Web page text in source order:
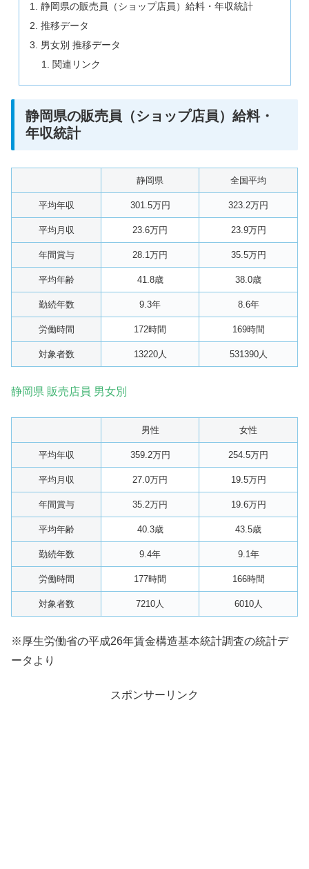
静岡県の販売員（ショップ店員）給料・年収統計
推移データ
男女別 推移データ
関連リンク
静岡県の販売員（ショップ店員）給料・
年収統計
静岡県 全国平均
平均年収 301.5万円 323.2万円
平均月収 23.6万円 23.9万円
年間賞与 28.1万円 35.5万円
平均年齢 41.8歳 38.0歳
勤続年数 9.3年 8.6年
労働時間 172時間 169時間
対象者数 13220人 531390人
静岡県 販売店員 男女別
男性 女性
平均年収 359.2万円 254.5万円
平均月収 27.0万円 19.5万円
年間賞与 35.2万円 19.6万円
平均年齢 40.3歳 43.5歳
勤続年数 9.4年 9.1年
労働時間 177時間 166時間
対象者数 7210人 6010人
※厚生労働省の平成26年賃金構造基本統計調査の統計デ
ータより
スポンサーリンク